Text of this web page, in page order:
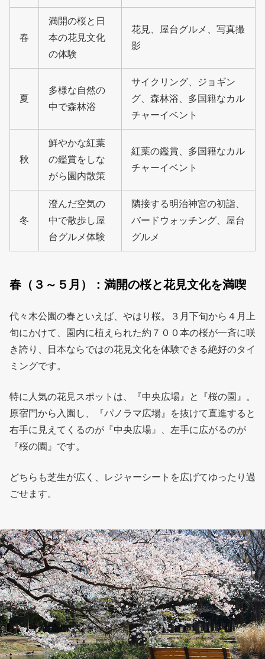
春
満開の桜と日
本の花見文化
の体験
花見、屋台グルメ、写真撮
影
夏
多様な自然の
中で森林浴
サイクリング、ジョギン
グ、森林浴、多国籍なカル
チャーイベント
秋
鮮やかな紅葉
の鑑賞をしな
がら園内散策
紅葉の鑑賞、多国籍なカル
チャーイベント
冬
澄んだ空気の
中で散歩し屋
台グルメ体験
隣接する明治神宮の初詣、
バードウォッチング、屋台
グルメ
春（３～５月）：満開の桜と花見文化を満喫
代々木公園の春といえば、やはり桜。３月下旬から４月上
旬にかけて、園内に植えられた約７００本の桜が一斉に咲
き誇り、日本ならではの花見文化を体験できる絶好のタイ
ミングです。
特に人気の花見スポットは、『中央広場』と『桜の園』。
原宿門から入園し、『パノラマ広場』を抜けて直進すると
右手に見えてくるのが『中央広場』、左手に広がるのが
『桜の園』です。
どちらも芝生が広く、レジャーシートを広げてゆったり過
ごせます。